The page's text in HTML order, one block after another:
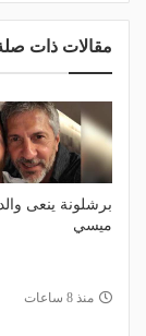
مقالات ذات
برشلونة ينعى
ميسي
منذ 8 ساعات